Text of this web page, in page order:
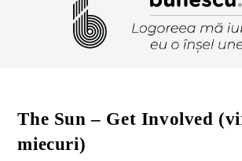
The Sun – Get Involved
miecuri)